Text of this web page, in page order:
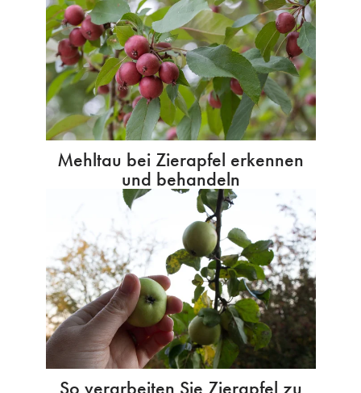
Mehltau bei Zierapfel erkennen
und behandeln
So verarbeiten Sie Zierapfel zu